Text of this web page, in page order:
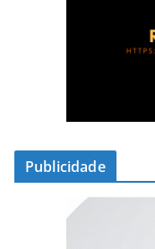
Publicidade